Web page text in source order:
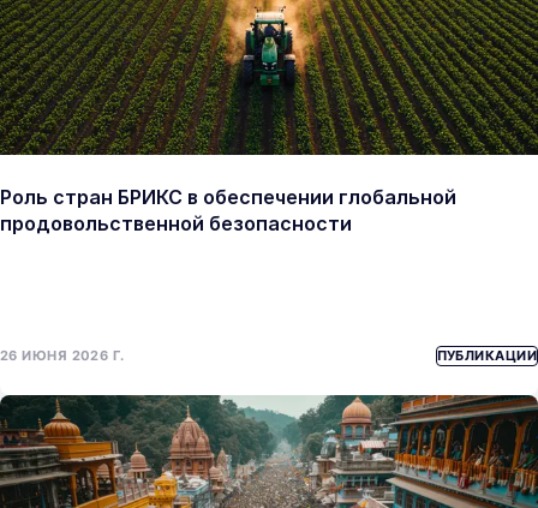
Роль стран БРИКС в обеспечении глобальной
продовольственной безопасности
26 ИЮНЯ 2026 Г. ПУБЛИКАЦИИ